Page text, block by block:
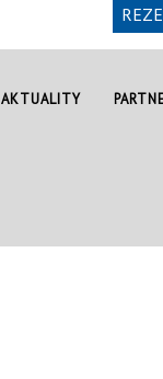
AKTUALITY